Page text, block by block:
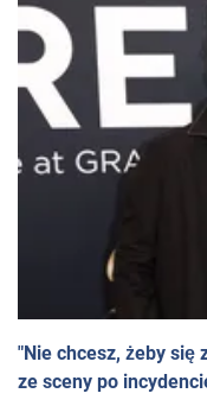
"Nie chcesz, żeby się
ze sceny po